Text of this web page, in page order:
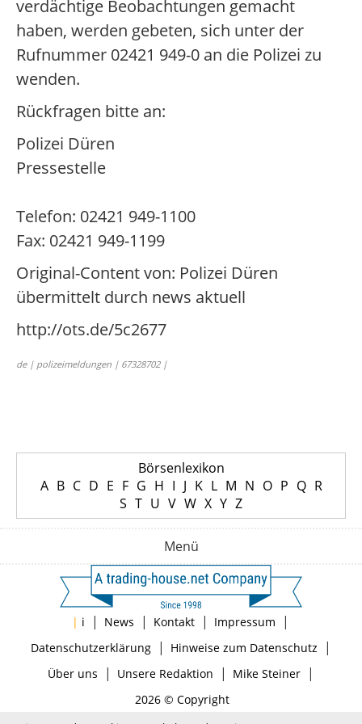
verdächtige Beobachtungen gemacht
haben, werden gebeten, sich unter der
Rufnummer 02421 949-0 an die Polizei zu
wenden.
Rückfragen bitte an:
Polizei Düren
Pressestelle
Telefon: 02421 949-1100
Fax: 02421 949-1199
Original-Content von: Polizei Düren
übermittelt durch news aktuell
http://ots.de/5c2677
de | polizeimeldungen | 67328702 |
Börsenlexikon
A B C D E F G H I J K L M N O P Q R
S T U V W X Y Z
Menü
| i | News | Kontakt | Impressum |
Datenschutzerklärung| Hinweise zum Datenschutz |
Über uns | Unsere Redaktion | Mike Steiner|
2026 © Copyright